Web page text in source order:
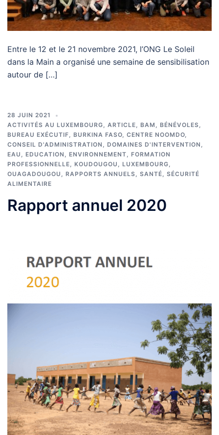
Entre le 12 et le 21 novembre 2021, l’ONG Le Soleil
dans la Main a organisé une semaine de sensibilisation
autour de […]
28 JUIN 2021
ACTIVITÉS AU LUXEMBOURG, ARTICLE, BAM , BÉNÉVOLES,
BUREAU EXÉCUTIF, BURKINA FASO, CENTRE NOOMDO,
CONSEIL D'ADMINISTRATION , DOMAINES D'INTERVENTION ,
EAU , EDUCATION , ENVIRONNEMENT, FORMATION
PROFESSIONNELLE, KOUDOUGOU , LUXEMBOURG,
OUAGADOUGOU , RAPPORTS ANNUELS, SANTÉ, SÉCURITÉ
ALIMENTAIRE
Rapport annuel 2020